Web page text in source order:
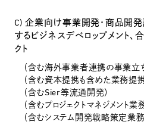
C) 企業向け事業開発・商品開
するビジネスデベロップメント、
クト
（含む海外事業者連携の事業立
（含む資本提携も含めた業務提
（含むSier等流通開発）
（含むプロジェクトマネジメント業務
（含むシステム開発戦略策定業務